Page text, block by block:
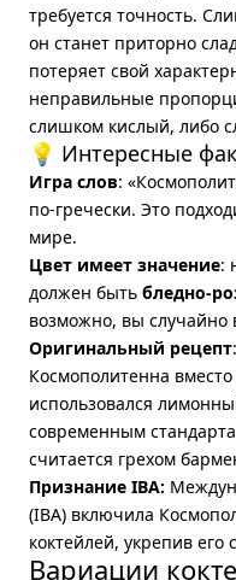
требуется точность.
он станет приторно
потеряет свой
неправильные
слишком кислый, либо
💡 Интересные
Игра слов:
по-гречески. Это
мире.
Цвет имеет значение:
должен быть бледно-
возможно, вы случайно
Оригинальный рецепт
Космополитенна
использовался
современным
считается грехом
Признание IBA:
(IBA) включила
коктейлей, укрепив его
Вариации